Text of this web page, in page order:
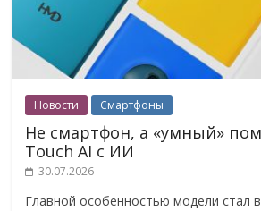
Новости Смартфоны
Не смартфон, а «умный»
Touch AI с ИИ
30.07.2026
Главной особенностью модели стал